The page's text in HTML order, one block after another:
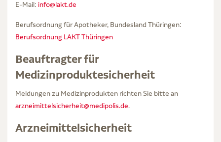
E-Mail: info@lakt.de
Berufsordnung für Apotheker, Bundesland Thüringen:
Berufsordnung LAKT Thüringen
Beauftragter für
Medizinproduktesicherheit
Meldungen zu Medizinprodukten richten Sie bitte an
arzneimittelsicherheit@medipolis.de.
Arzneimittelsicherheit